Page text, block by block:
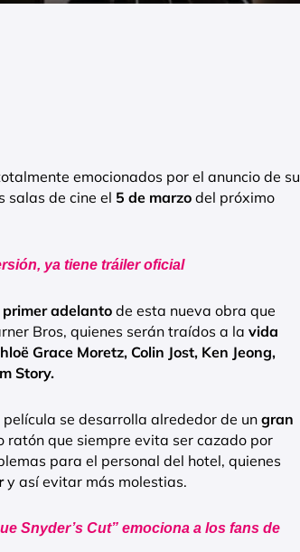
emocionados por el anuncio de su
salas de cine el 5 de marzo del próximo
ya tiene tráiler oficial
primer adelanto de esta nueva obra que
Bros, quienes serán traídos a la vida
Grace Moretz, Colin Jost, Ken Jeong,
Story.
se desarrolla alrededor de un gran
ratón que siempre evita ser cazado por
para el personal del hotel, quienes
y así evitar más molestias.
Snyder’s Cut” emociona a los fans de